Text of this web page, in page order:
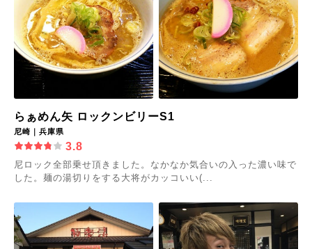
らぁめん矢 ロックンビリーS1
尼崎｜兵庫県
3.8
尼ロック全部乗せ頂きました。なかなか気合いの入った濃い味で
した。麺の湯切りをする大将がカッコいい(...